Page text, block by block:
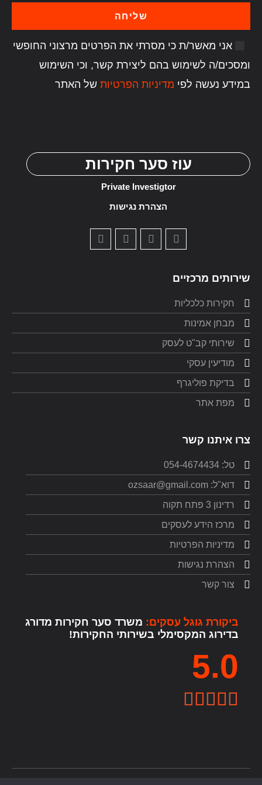
אני מאשר/ת כי מסרתי את הפרטים מרצוני החופשי
ומסכים/ה לשימוש בהם ליצירת קשר, וכי השימוש
במידע נעשה לפי מדיניות הפרטיות של האתר
שליחה
עוז סער חקירות
Private Investigtor
הצהרת נגישות
שירותים מרכזיים
חקירות כלכליות
מבחן אמינות
שירותי קב"ט לעסק
מודיעין עסקי
בדיקת פוליגרף
מפת אתר
צרו איתנו קשר
טל: 054-4674434
דוא"ל: ozsaar@gmail.com
רדינון 3 פתח תקוה
מרכז הידע לעסקים
מדיניות הפרטיות
הצהרת נגישות
צור קשר
ביקורת גוגל עסקים: משרד סער חקירות מדורג
בדירוג המקסימלי בשירותי החקירות!
5.0




